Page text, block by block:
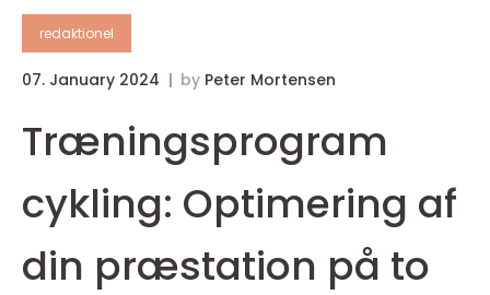
redaktionel
07. January 2024 by Peter Mortensen
Træningsprogram
cykling: Optimering af
din præstation på to